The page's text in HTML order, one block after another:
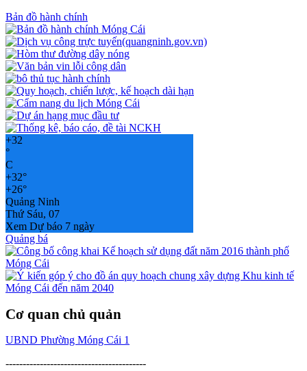
Bản đồ hành chính
+32
°
C
+32°
+26°
Quảng Ninh
Thứ Sáu, 07
Xem Dự báo 7 ngày
Quảng bá
Cơ quan chủ quản
UBND Phường Móng Cái 1
-----------------------------------------